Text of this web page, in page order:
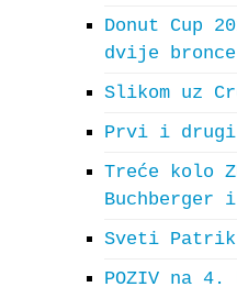
Donut Cup
dvije bronce
Slikom uz
Prvi i drugi
Treće kolo
Buchberger
Sveti
POZIV na 4.